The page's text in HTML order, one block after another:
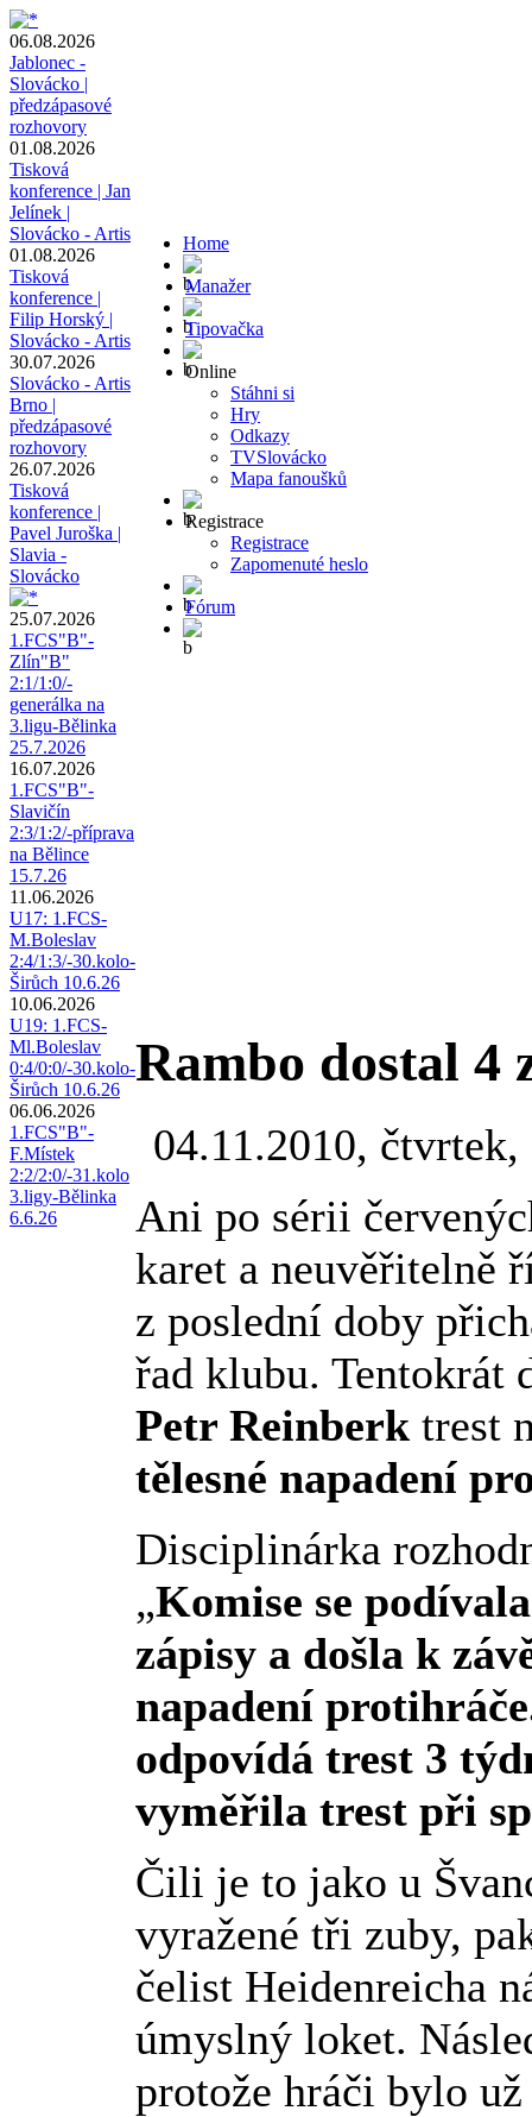
06.08.2026
Jablonec -
Slovácko |
předzápasové
rozhovory
01.08.2026
Tisková
konference | Jan
Jelínek |
Slovácko - Artis
01.08.2026
Tisková
konference |
Filip Horský |
Slovácko - Artis
30.07.2026
Slovácko - Artis
Brno |
předzápasové
rozhovory
26.07.2026
Tisková
konference |
Pavel Juroška |
Slavia -
Slovácko
25.07.2026
1.FCS"B"-
Zlín"B"
2:1/1:0/-
generálka na
3.ligu-Bělinka
25.7.2026
16.07.2026
1.FCS"B"-
Slavičín
2:3/1:2/-příprava
na Bělince
15.7.26
11.06.2026
U17: 1.FCS-
M.Boleslav
2:4/1:3/-30.kolo-
Širůch 10.6.26
10.06.2026
U19: 1.FCS-
Ml.Boleslav
0:4/0:0/-30.kolo-
Širůch 10.6.26
06.06.2026
1.FCS"B"-
F.Místek
2:2/2:0/-31.kolo
3.ligy-Bělinka
6.6.26
Home
Manažer
Tipovačka
Online
Stáhni si
Hry
Odkazy
TVSlovácko
Mapa fanoušků
Registrace
Registrace
Zapomenuté heslo
Fórum
Rambo dostal 4
04.11.2010, čtvrtek,
Ani po sérii
karet a neuvěřitelně
z poslední doby
řad klubu. Tentokrát
Petr Reinberk trest
tělesné napadení
Disciplinárka
„Komise se
zápisy a došla k
napadení
odpovídá trest 3
vyměřila trest při
Čili je to jako u
vyražené tři zuby,
čelist Heidenreicha
úmyslný loket.
protože hráči bylo